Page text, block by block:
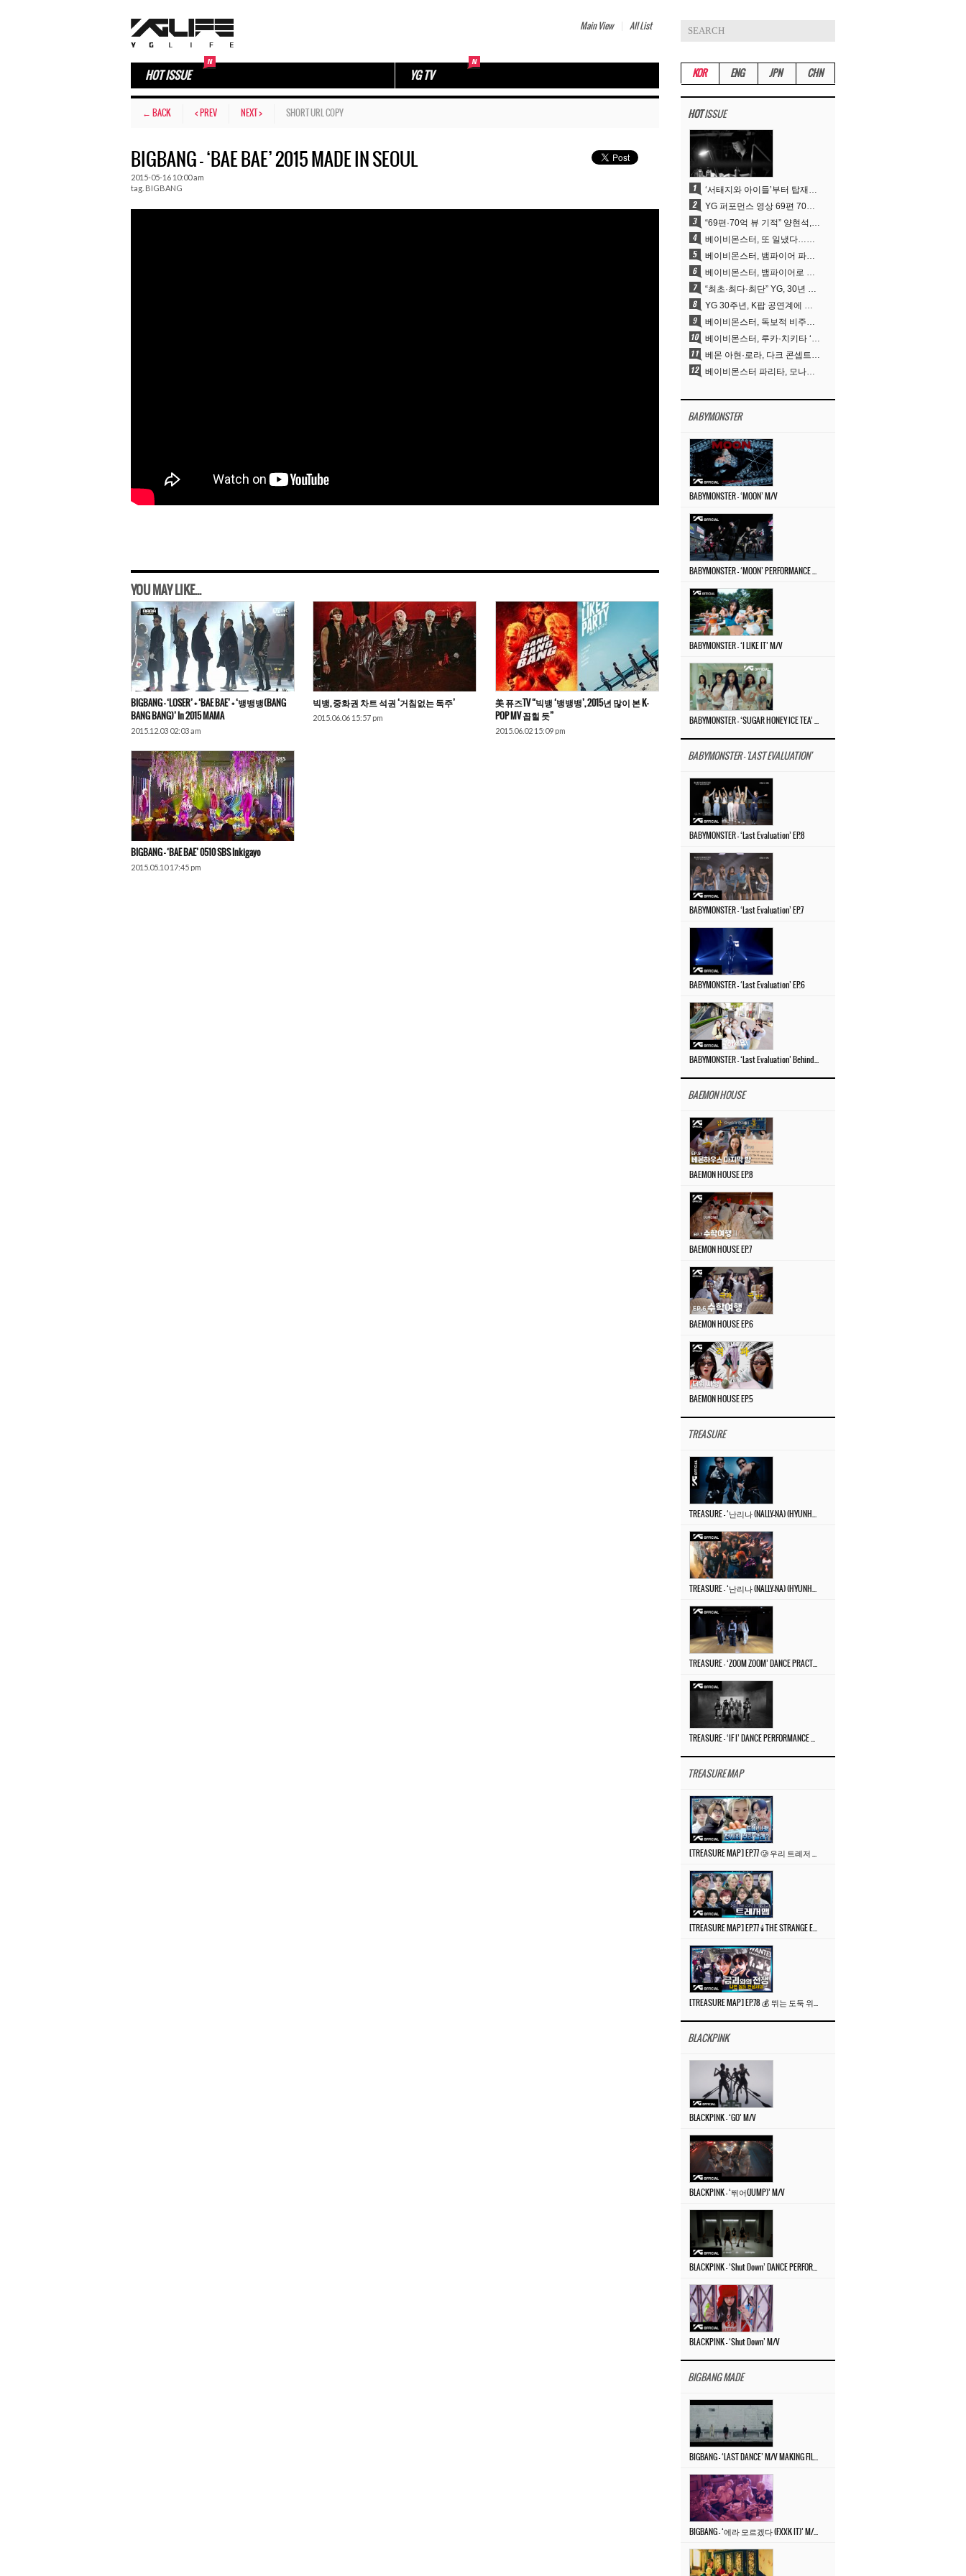
Main View All List
HOT ISSUE YG TV
← BACK < PREV NEXT > SHORT URL COPY
BIGBANG – ‘BAE BAE’ 2015 MADE IN SEOUL
2015-05-16 10:00 am
tag. BIGBANG
YOU MAY LIKE...
BIGBANG – ‘LOSER’ + ‘BAE BAE’ + ‘뱅뱅뱅(BANG
BANG BANG)’ In 2015 MAMA
2015.12.03 02:03 am
빅뱅, 중화권 차트 석권 ‘거침없는 독주’
2015.06.06 15:57 pm
美 퓨즈TV “빅뱅 ‘뱅뱅뱅’, 2015년 많이 본 K-
POP MV 꼽힐 듯”
2015.06.02 15:09 pm
BIGBANG – ‘BAE BAE’ 0510 SBS Inkigayo
2015.05.10 17:45 pm
KOR ENG JPN CHN
HOTISSUE
‘서태지와 아이들’부터 탑재한 안무DNA…양현석, YG 퍼포먼스 비디오 70억 뷰 신화의 시작
YG 퍼포먼스 영상 69편 70억뷰…양현석 제작 철학 통했다
“69편·70억 뷰 기적” 양현석, YG 퍼포먼스 비디오 100% 직접 만든 이유
베이비몬스터, 또 일냈다…유튜브 월드와이드 1위
베이비몬스터, 뱀파이어 파격 변신..유튜브 트렌딩 1위 직행
베이비몬스터, 뱀파이어로 변신…‘MOON’으로 찍은 3개월 프로젝트
“최초·최다·최단” YG, 30년 뚝심이 빚어낸 K팝 투어의 새 지평
YG 30주년, K팝 공연계에 어떤 것을 남겼나
베이비몬스터, 독보적 비주얼과 압도적 소화력..’MOON’
베이비몬스터, 루카·치키타 ‘문’ 비주얼 공개…절제된 카리스마·유니크 비주얼
베몬 아현·로라, 다크 콘셉트 완벽 소화…’문’ 비주얼 포토 공개
베이비몬스터 파리타, 모나리자 눈썹도 완벽 소화‥아사와 강렬 아우라
BABYMONSTER
BABYMONSTER – ‘MOON’ M/V
BABYMONSTER – ‘I LIKE IT’ M/V
BABYMONSTER - 'LAST EVALUATION'
BABYMONSTER – ‘Last Evaluation’ EP.8
BABYMONSTER – ‘Last Evaluation’ EP.7
BABYMONSTER – ‘Last Evaluation’ EP.6
BAEMON HOUSE
BAEMON HOUSE EP.8
BAEMON HOUSE EP.7
BAEMON HOUSE EP.6
BAEMON HOUSE EP.5
TREASURE
TREASURE MAP
BLACKPINK
BLACKPINK – ‘GO’ M/V
BLACKPINK – ‘뛰어(JUMP)’ M/V
BLACKPINK – ‘Shut Down’ M/V
BIGBANG MADE